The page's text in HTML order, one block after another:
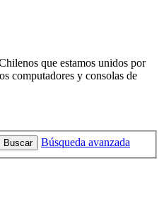
que estamos unidos por
computadores y consolas de
Buscar Búsqueda avanzada